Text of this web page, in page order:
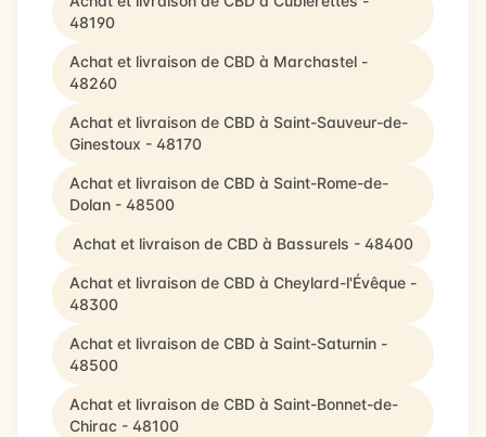
48190
Achat et livraison de CBD à Marchastel -
48260
Achat et livraison de CBD à Saint-Sauveur-de-
Ginestoux - 48170
Achat et livraison de CBD à Saint-Rome-de-
Dolan - 48500
Achat et livraison de CBD à Bassurels - 48400
Achat et livraison de CBD à Cheylard-l'Évêque -
48300
Achat et livraison de CBD à Saint-Saturnin -
48500
Achat et livraison de CBD à Saint-Bonnet-de-
Chirac - 48100